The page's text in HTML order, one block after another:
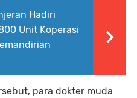
Hadiri
Unit Koperasi
para dokter muda